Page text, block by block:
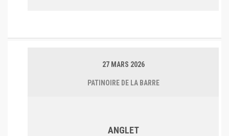
27 MARS 2026
PATINOIRE DE LA BARRE
ANGLET